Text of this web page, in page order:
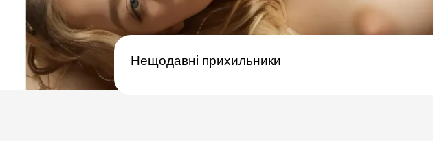
Нещодавні прихильники